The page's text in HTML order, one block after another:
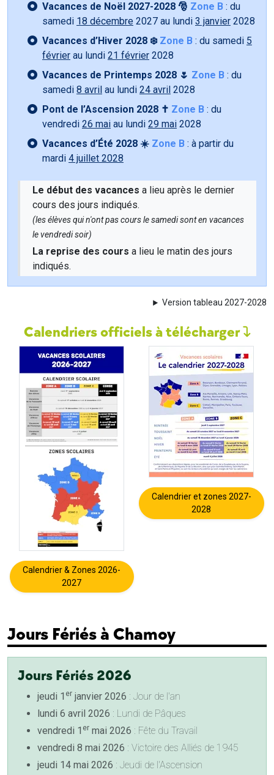
Vacances de Noël 2027-2028 🎅 Zone B : du
samedi 18 décembre 2027 au lundi 3 janvier 2028
Vacances d’Hiver 2028 ❄️ Zone B : du samedi 5
février au lundi 21 février 2028
Vacances de Printemps 2028 🌷 Zone B : du
samedi 8 avril au lundi 24 avril 2028
Pont de l’Ascension 2028 ✝️ Zone B : du
vendredi 26 mai au lundi 29 mai 2028
Vacances d’Été 2028 ☀️ Zone B : à partir du
mardi 4 juillet 2028
Le début des vacances a lieu après le dernier
cours des jours indiqués.
(les élèves qui n'ont pas cours le samedi sont en vacances
le vendredi soir)
La reprise des cours a lieu le matin des jours
indiqués.
Version tableau 2027-2028
Calendriers officiels à télécharger
Calendrier & Zones 2026-
2027
Calendrier et zones 2027-
2028
Jours Fériés à Chamoy
Jours Fériés 2026
jeudi 1 er janvier 2026 : Jour de l'an
lundi 6 avril 2026 : Lundi de Pâques
vendredi 1 er mai 2026 : Fête du Travail
vendredi 8 mai 2026 : Victoire des Alliés de 1945
jeudi 14 mai 2026 : Jeudi de l'Ascension